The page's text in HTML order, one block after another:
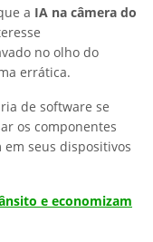
a IA na câmera do
no olho do
errática.
de software se
os componentes
seus dispositivos
e economizam